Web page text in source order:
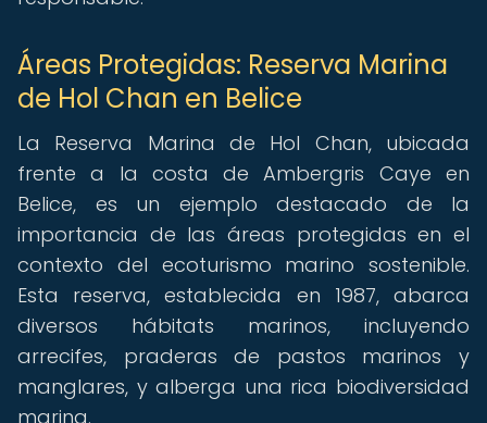
Áreas Protegidas: Reserva Marina
de Hol Chan en Belice
La Reserva Marina de Hol Chan, ubicada
frente a la costa de Ambergris Caye en
Belice, es un ejemplo destacado de la
importancia de las áreas protegidas en el
contexto del ecoturismo marino sostenible.
Esta reserva, establecida en 1987, abarca
diversos hábitats marinos, incluyendo
arrecifes, praderas de pastos marinos y
manglares, y alberga una rica biodiversidad
marina.